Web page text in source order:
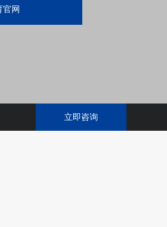
官网
立即咨询